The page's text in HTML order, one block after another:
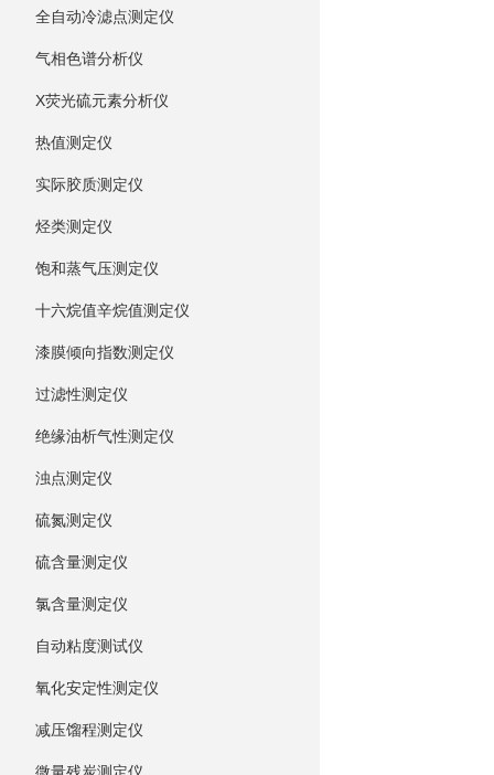
全自动冷滤点测定仪
气相色谱分析仪
X荧光硫元素分析仪
热值测定仪
实际胶质测定仪
烃类测定仪
饱和蒸气压测定仪
十六烷值辛烷值测定仪
漆膜倾向指数测定仪
过滤性测定仪
绝缘油析气性测定仪
浊点测定仪
硫氮测定仪
硫含量测定仪
氯含量测定仪
自动粘度测试仪
氧化安定性测定仪
减压馏程测定仪